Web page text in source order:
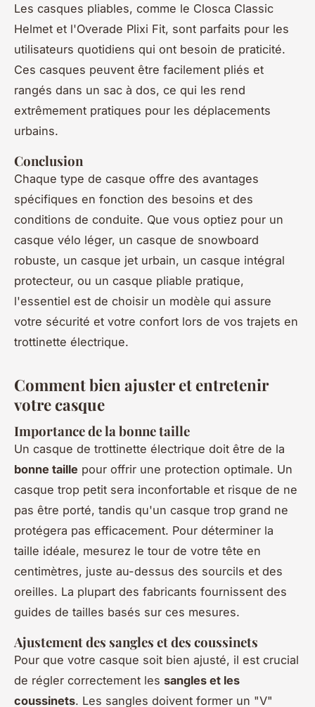
Les casques pliables, comme le Closca Classic
Helmet et l'Overade Plixi Fit, sont parfaits pour les
utilisateurs quotidiens qui ont besoin de praticité.
Ces casques peuvent être facilement pliés et
rangés dans un sac à dos, ce qui les rend
extrêmement pratiques pour les déplacements
urbains.
Conclusion
Chaque type de casque offre des avantages
spécifiques en fonction des besoins et des
conditions de conduite. Que vous optiez pour un
casque vélo léger, un casque de snowboard
robuste, un casque jet urbain, un casque intégral
protecteur, ou un casque pliable pratique,
l'essentiel est de choisir un modèle qui assure
votre sécurité et votre confort lors de vos trajets en
trottinette électrique.
Comment bien ajuster et entretenir
votre casque
Importance de la bonne taille
Un casque de trottinette électrique doit être de la
bonne taille pour offrir une protection optimale. Un
casque trop petit sera inconfortable et risque de ne
pas être porté, tandis qu'un casque trop grand ne
protégera pas efficacement. Pour déterminer la
taille idéale, mesurez le tour de votre tête en
centimètres, juste au-dessus des sourcils et des
oreilles. La plupart des fabricants fournissent des
guides de tailles basés sur ces mesures.
Ajustement des sangles et des coussinets
Pour que votre casque soit bien ajusté, il est crucial
de régler correctement les sangles et les
coussinets. Les sangles doivent former un "V"